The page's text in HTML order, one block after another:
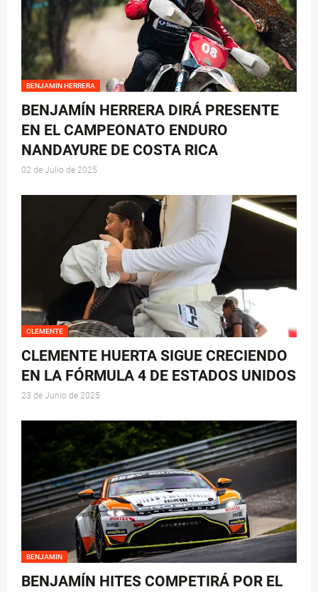
BENJAMIN HERRERA
BENJAMÍN HERRERA DIRÁ PRESENTE
EN EL CAMPEONATO ENDURO
NANDAYURE DE COSTA RICA
02 de Julio de 2025
CLEMENTE
CLEMENTE HUERTA SIGUE CRECIENDO
EN LA FÓRMULA 4 DE ESTADOS UNIDOS
23 de Junio de 2025
BENJAMIN
BENJAMÍN HITES COMPETIRÁ POR EL